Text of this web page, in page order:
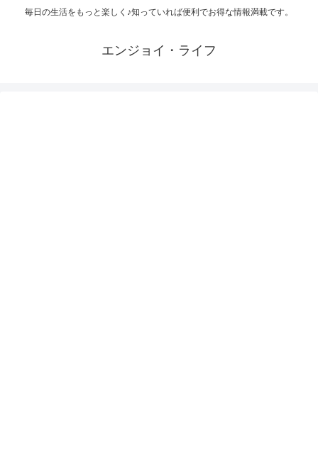
毎日の生活をもっと楽しく♪知っていれば便利でお得な情報満載です。
エンジョイ・ライフ